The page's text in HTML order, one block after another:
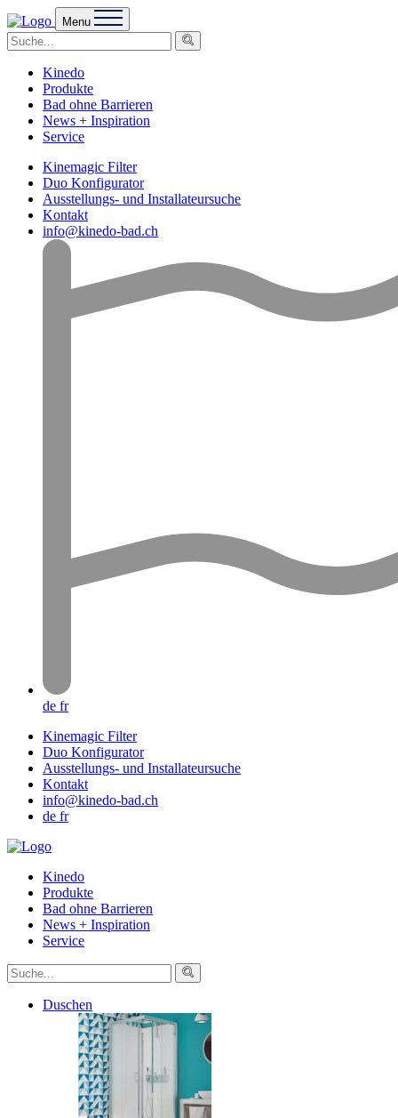
Menu
Kinedo
Produkte
Bad ohne Barrieren
News + Inspiration
Service
Kinemagic Filter
Duo Konfigurator
Ausstellungs- und Installateursuche
Kontakt
info@kinedo-bad.ch
de fr
Kinemagic Filter
Duo Konfigurator
Ausstellungs- und Installateursuche
Kontakt
info@kinedo-bad.ch
de fr
Kinedo
Produkte
Bad ohne Barrieren
News + Inspiration
Service
Duschen